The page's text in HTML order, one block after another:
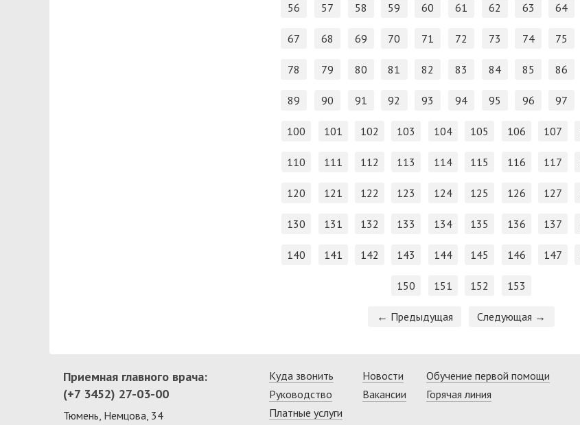
56 57 58 59 60 61 62 63 64
67 68 69 70 71 72 73 74 75
78 79 80 81 82 83 84 85 86
89 90 91 92 93 94 95 96 97
100 101 102 103 104 105 106 107
110 111 112 113 114 115 116 117
120 121 122 123 124 125 126 127
130 131 132 133 134 135 136 137
140 141 142 143 144 145 146 147
150 151 152 153
← Предыдущая Следующая →
Приемная главного врача:
(+7 3452) 27-03-00
Тюмень, Немцова, 34
Куда звонить
Руководство
Платные услуги
Новости
Вакансии
Обучение первой помощи
Горячая линия